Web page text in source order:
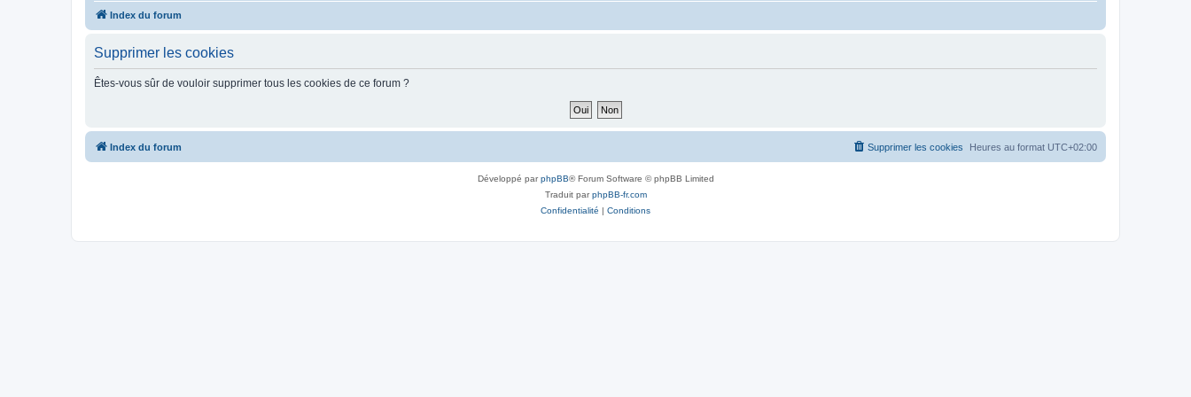
Index du forum
Supprimer les cookies
Êtes-vous sûr de vouloir supprimer tous les cookies de ce forum ?
Index du forum Heures au format UTC+02:00
Supprimer les cookies
Développé parphpBB® Forum Software © phpBB Limited
Traduit parphpBB-fr.com
Confidentialité | Conditions